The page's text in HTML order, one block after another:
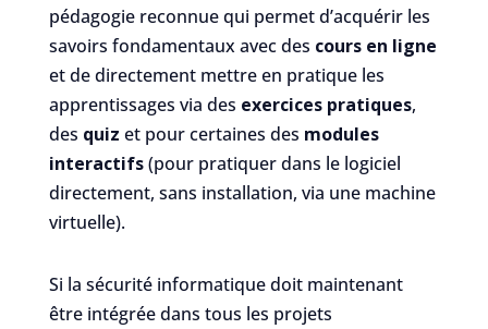
pédagogie reconnue qui permet d’acquérir les
savoirs fondamentaux avec des cours en ligne
et de directement mettre en pratique les
apprentissages via des exercices pratiques,
des quiz et pour certaines des modules
interactifs(pour pratiquer dans le logiciel
directement, sans installation, via une machine
virtuelle).
Si la sécurité informatique doit maintenant
être intégrée dans tous les projets